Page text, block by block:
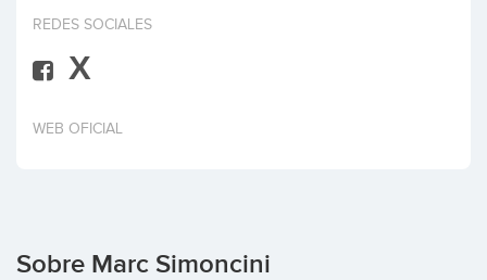
Invertir
REDES SOCIALES
X
WEB OFICIAL
Sobre Marc Simoncini